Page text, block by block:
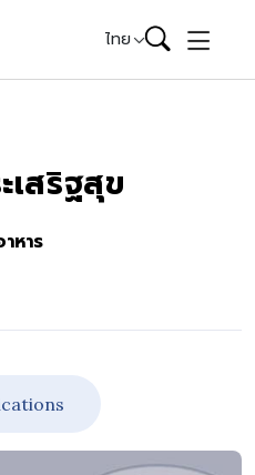
ไทย
สริฐสุข
หาร